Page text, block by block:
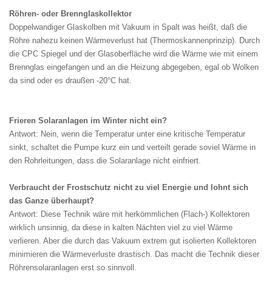
Röhren- oder Brennglaskollektor
Doppelwandiger Glaskolben mit Vakuum in Spalt was heißt, daß die
Röhre nahezu keinen Wärmeverlust hat (Thermoskannenprinzip). Durch
die CPC Spiegel und der Glasoberfläche wird die Wärme wie mit einem
Brennglas eingefangen und an die Heizung abgegeben, egal ob Wolken
da sind oder es draußen -20°C hat.
Frieren Solaranlagen im Winter nicht ein?
Antwort: Nein, wenn die Temperatur unter eine kritische Temperatur
sinkt, schaltet die Pumpe kurz ein und verteilt gerade soviel Wärme in
den Rohrleitungen, dass die Solaranlage nicht einfriert.
Verbraucht der Frostschutz nicht zu viel Energie und lohnt sich
das Ganze überhaupt?
Antwort: Diese Technik wäre mit herkömmlichen (Flach-) Kollektoren
wirklich unsinnig, da diese in kalten Nächten viel zu viel Wärme
verlieren. Aber die durch das Vakuum extrem gut isolierten Kollektoren
minimieren die Wärmeverluste drastisch. Das macht die Technik dieser
Röhrensolaranlagen erst so sinnvoll.